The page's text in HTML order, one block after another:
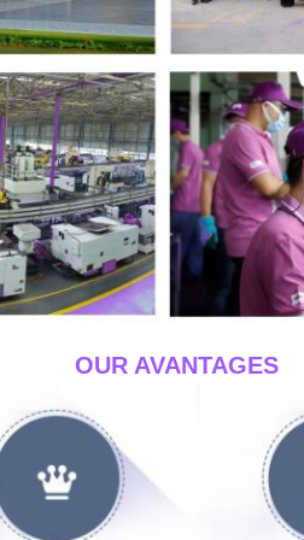
____OUR AVANTAGES__